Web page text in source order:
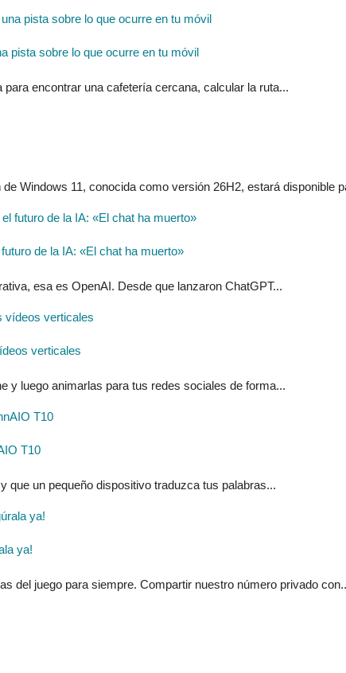
pista sobre lo que ocurre en tu móvil
encontrar una cafetería cercana, calcular la ruta...
Windows 11, conocida como versión 26H2, estará disponible
de la IA: «El chat ha muerto»
esa es OpenAI. Desde que lanzaron ChatGPT...
verticales
y luego animarlas para tus redes sociales de forma...
T10
que un pequeño dispositivo traduzca tus palabras...
ya!
del juego para siempre. Compartir nuestro número privado